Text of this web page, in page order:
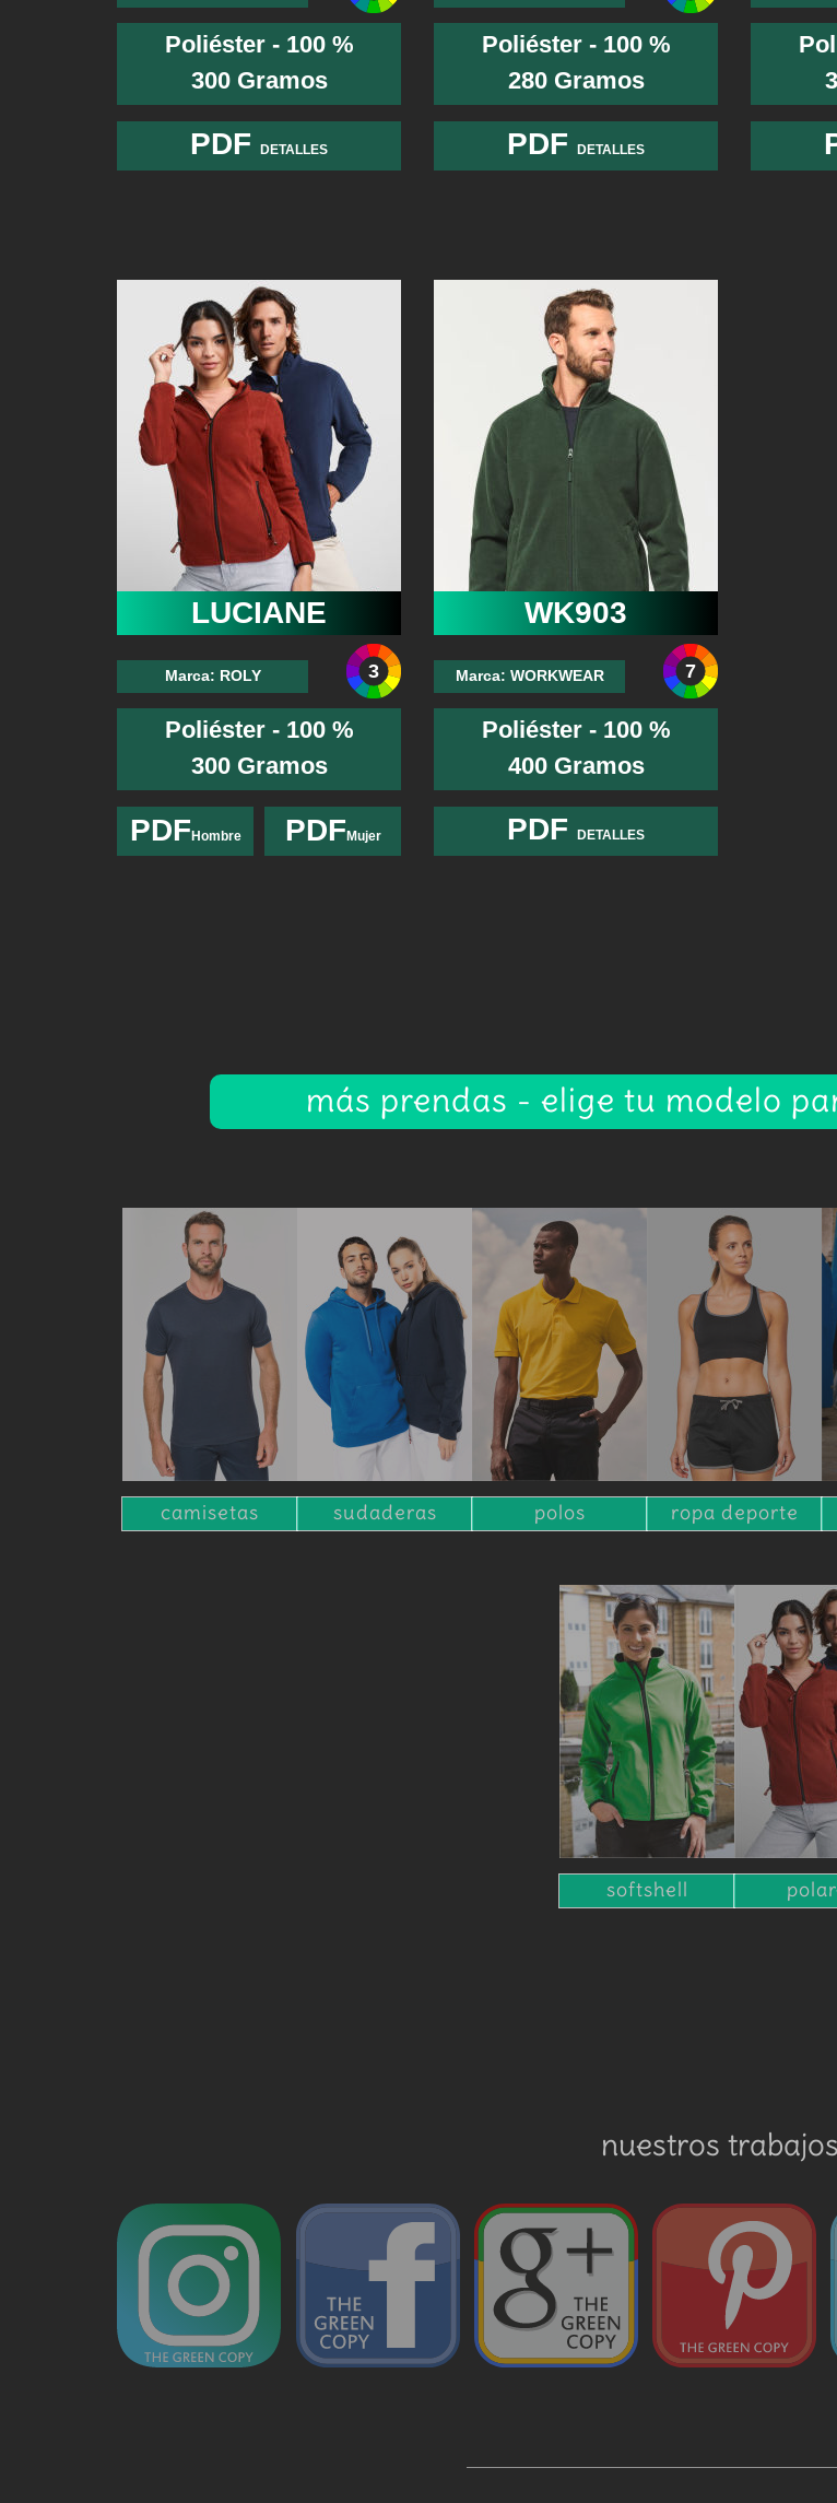
Poliéster - 100 %
300 Gramos
Poliéster - 100 %
280 Gramos
PDF DETALLES PDF DETALLES
WK903
LUCIANE
Marca: ROLY 3 Marca: WORKWEAR 7
Poliéster - 100 %
300 Gramos
Poliéster - 100 %
400 Gramos
PDF Hombre PDF Mujer PDF DETALLES
más prendas - elige tu modelo
camisetas sudaderas polos ropa deporte
softshell
nuestros